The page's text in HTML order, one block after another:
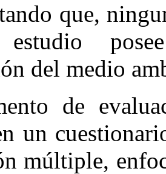
que,
del medio
de
un
múltiple,